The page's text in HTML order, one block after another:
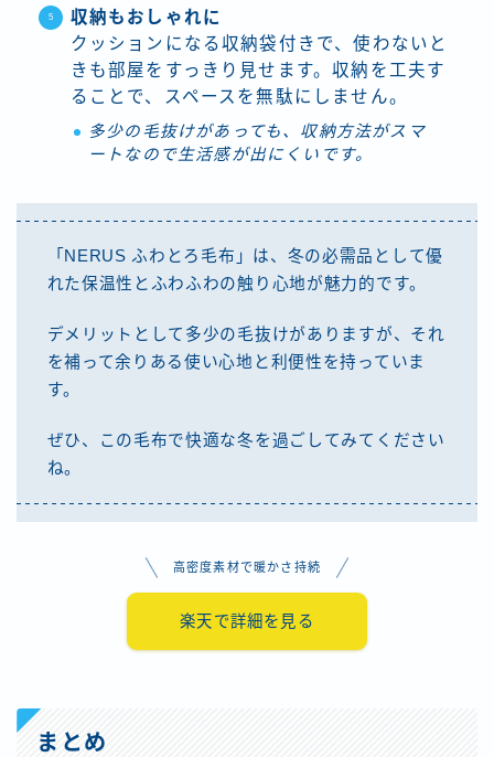
収納もおしゃれに
クッションになる収納袋付きで、使わないと
きも部屋をすっきり見せます。収納を工夫す
ることで、スペースを無駄にしません。
多少の毛抜けがあっても、収納方法がスマ
ートなので生活感が出にくいです。
「NERUS ふわとろ毛布」は、冬の必需品として優
れた保温性とふわふわの触り心地が魅力的です。
デメリットとして多少の毛抜けがありますが、それ
を補って余りある使い心地と利便性を持っていま
す。
ぜひ、この毛布で快適な冬を過ごしてみてください
ね。
高密度素材で暖かさ持続
楽天で詳細を見る
まとめ